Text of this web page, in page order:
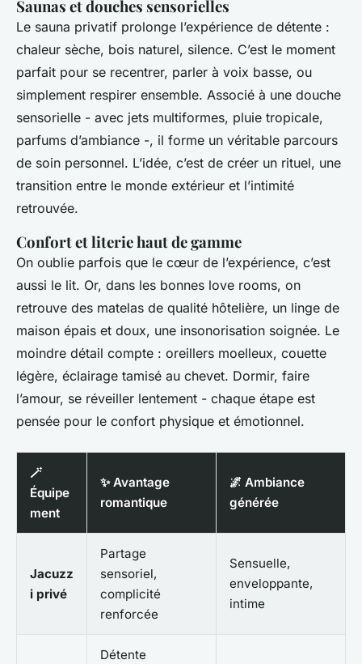
Saunas et douches sensorielles
Le sauna privatif prolonge l’expérience de détente :
chaleur sèche, bois naturel, silence. C’est le moment
parfait pour se recentrer, parler à voix basse, ou
simplement respirer ensemble. Associé à une douche
sensorielle - avec jets multiformes, pluie tropicale,
parfums d’ambiance -, il forme un véritable parcours
de soin personnel. L’idée, c’est de créer un rituel, une
transition entre le monde extérieur et l’intimité
retrouvée.
Confort et literie haut de gamme
On oublie parfois que le cœur de l’expérience, c’est
aussi le lit. Or, dans les bonnes love rooms, on
retrouve des matelas de qualité hôtelière, un linge de
maison épais et doux, une insonorisation soignée. Le
moindre détail compte : oreillers moelleux, couette
légère, éclairage tamisé au chevet. Dormir, faire
l’amour, se réveiller lentement - chaque étape est
pensée pour le confort physique et émotionnel.
🪄
Équipe
ment
✨ Avantage
romantique
🌌 Ambiance
générée
Jacuzz
i privé
Partage
sensoriel,
complicité
renforcée
Sensuelle,
enveloppante,
intime
Détente